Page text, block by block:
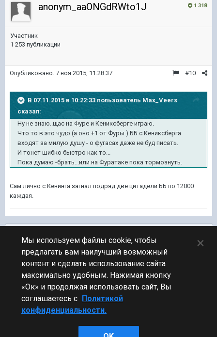
1 318
anonym_aaONGdRWto1J
Участник
1 253 публикации
#10
Опубликовано: 7 ноя 2015, 11:28:37
В 07.11.2015 в 10:22:33 пользователь Max_Veers
сказал:
Ну не знаю..щас на Фуре и Кениксберге играю.
Что то в это чудо (а оно +1 от Фуры ) ББ с Кениксберга
входят за милую душу - о фугасах даже не буд писать.
И тонет шибко быстро как то...
Пока думаю -брать...или на Фуратаке пока тормознуть.
Сам лично с Кенинга загнал подряд две цитадели ББ по 12000
каждая.
ПЕРЕЙТИ К СПИСКУ ТЕМ
Видео и Звук
Стиль
Мы используем файлы cookie, чтобы
предлагать вам наилучший возможный
контент и сделать использование сайта
максимально удобным. Нажимая кнопку
«Ок» и продолжая использовать сайт, Вы
соглашаетесь с Политикой
конфиденциальности.
×